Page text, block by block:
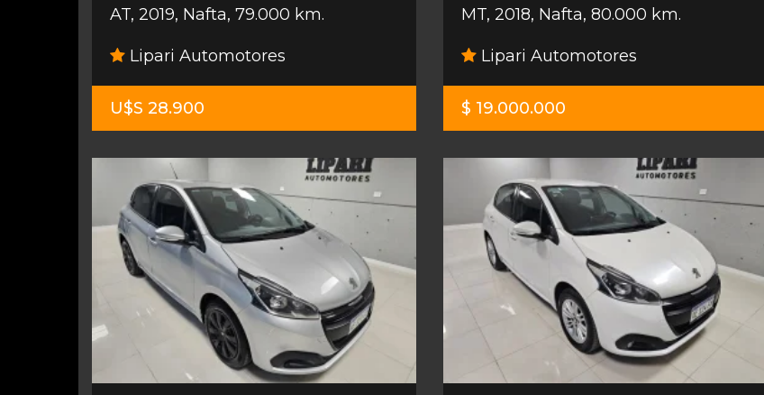
AT, 2019, Nafta, 79.000 km.
Lipari Automotores
U$S 28.900
MT, 2018, Nafta, 80.000 km.
Lipari Automotores
$ 19.000.000